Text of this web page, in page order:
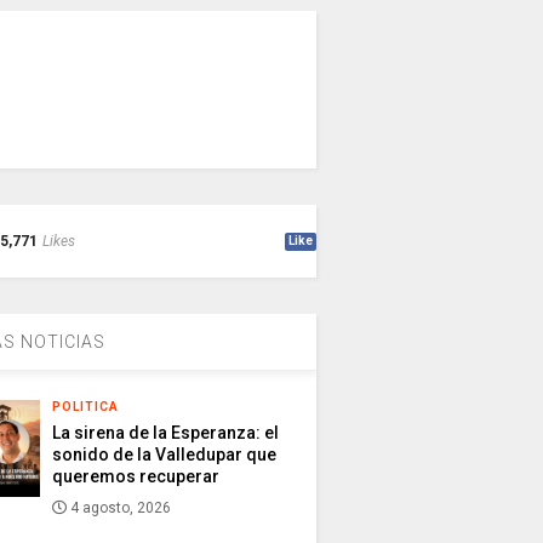
5,771 Likes Like
NOTICIAS
POLITICA
La sirena de la Esperanza: el
sonido de la Valledupar que
queremos recuperar
4 agosto, 2026